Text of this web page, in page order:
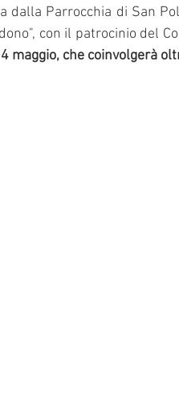
dalla Parrocchia di San
con il patrocinio del
maggio, che coinvolgerà